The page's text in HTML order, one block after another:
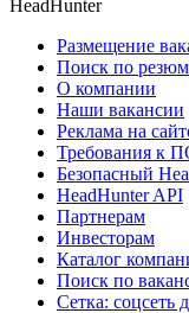
HeadHunter
Размещение
Поиск по
О компании
Наши вакансии
Реклама на
Требования к
Безопасный
HeadHunter API
Партнерам
Инвесторам
Каталог
Поиск по
Сетка: соцсеть